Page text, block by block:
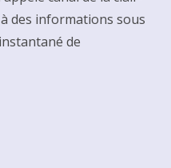
des informations sous
de